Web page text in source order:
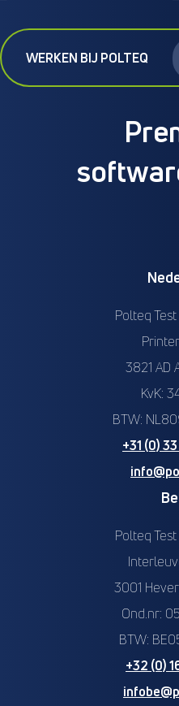
WERKEN BIJ POLTEQ
Polteq
3821 AD
KvK:
BTW:
+31 (0)
Polteq
3001
Ond.nr:
BTW:
+32 (0)